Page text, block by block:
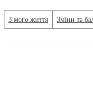
З мого життя Зміни та